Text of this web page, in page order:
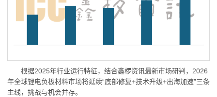
根据2025年行业运行特征，结合鑫椤资讯最新市场研判，2026
年全球锂电负极材料市场将延续“底部修复+技术升级+出海加速”三条
主线，挑战与机会并存。